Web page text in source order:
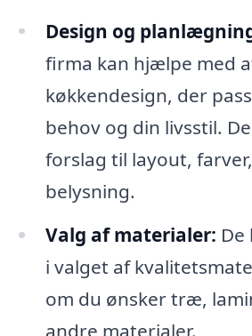
Design og
firma kan hjælpe med
køkkendesign, der
behov og din livsstil.
forslag til layout,
belysning.
Valg af materialer: De
i valget af
om du ønsker træ,